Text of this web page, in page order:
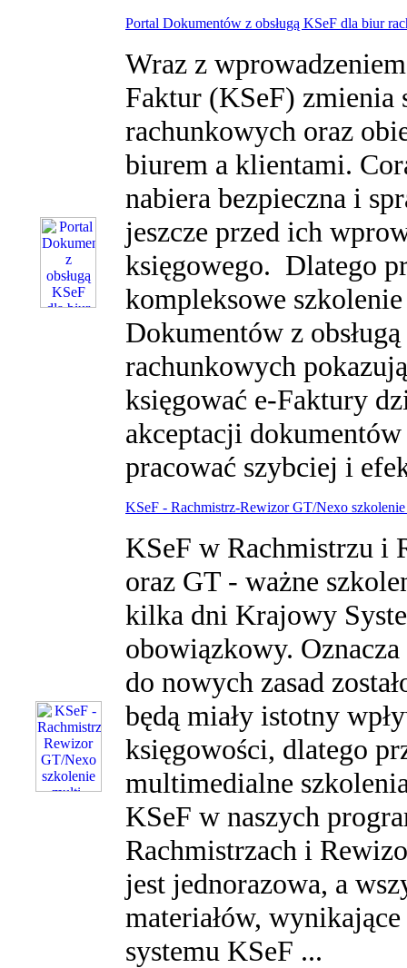
Portal Dokumentów z obsługą KSeF dla biur
Wraz z
Faktur (KSeF) zmienia
rachunkowych oraz
biurem a klientami.
nabiera bezpieczna i
jeszcze przed ich
księgowego. Dlatego
kompleksowe
Dokumentów z
rachunkowych
księgować e-Faktury
akceptacji
pracować szybciej i
KSeF - Rachmistrz-Rewizor GT/Nexo
KSeF w Rachmistrzu i
oraz GT - ważne
kilka dni Krajowy
obowiązkowy.
do nowych zasad
będą miały istotny
księgowości, dlatego
multimedialne
KSeF w naszych
Rachmistrzach i
jest jednorazowa, a
materiałów,
systemu KSeF ...